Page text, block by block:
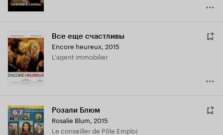
Все еще счастливы
Encore heureux, 2015
L'agent immobilier
Рейтинг
Кинопоиска
6.7
6.7 Розали Блюм
Rosalie Blum, 2015
Le conseiller de Pôle Emploi